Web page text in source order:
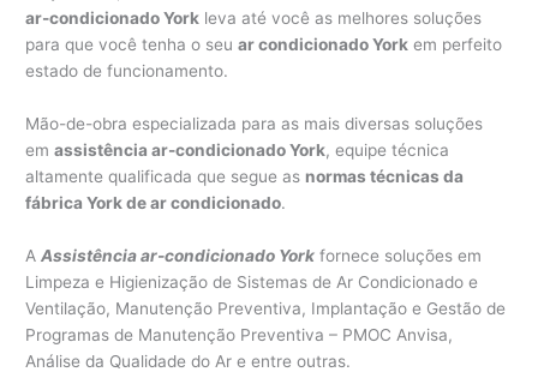
ar-condicionado York leva até você as melhores soluções
para que você tenha o seuar condicionado York em perfeito
estado de funcionamento.
Mão-de-obra especializada para as mais diversas soluções
emassistência ar-condicionado York, equipe técnica
altamente qualificada que segue as normas técnicas da
fábrica York de ar condicionado.
AAssistência ar-condicionado York fornece soluções em
Limpeza e Higienização de Sistemas de Ar Condicionado e
Ventilação, Manutenção Preventiva, Implantação e Gestão de
Programas de Manutenção Preventiva – PMOC Anvisa,
Análise da Qualidade do Ar e entre outras.